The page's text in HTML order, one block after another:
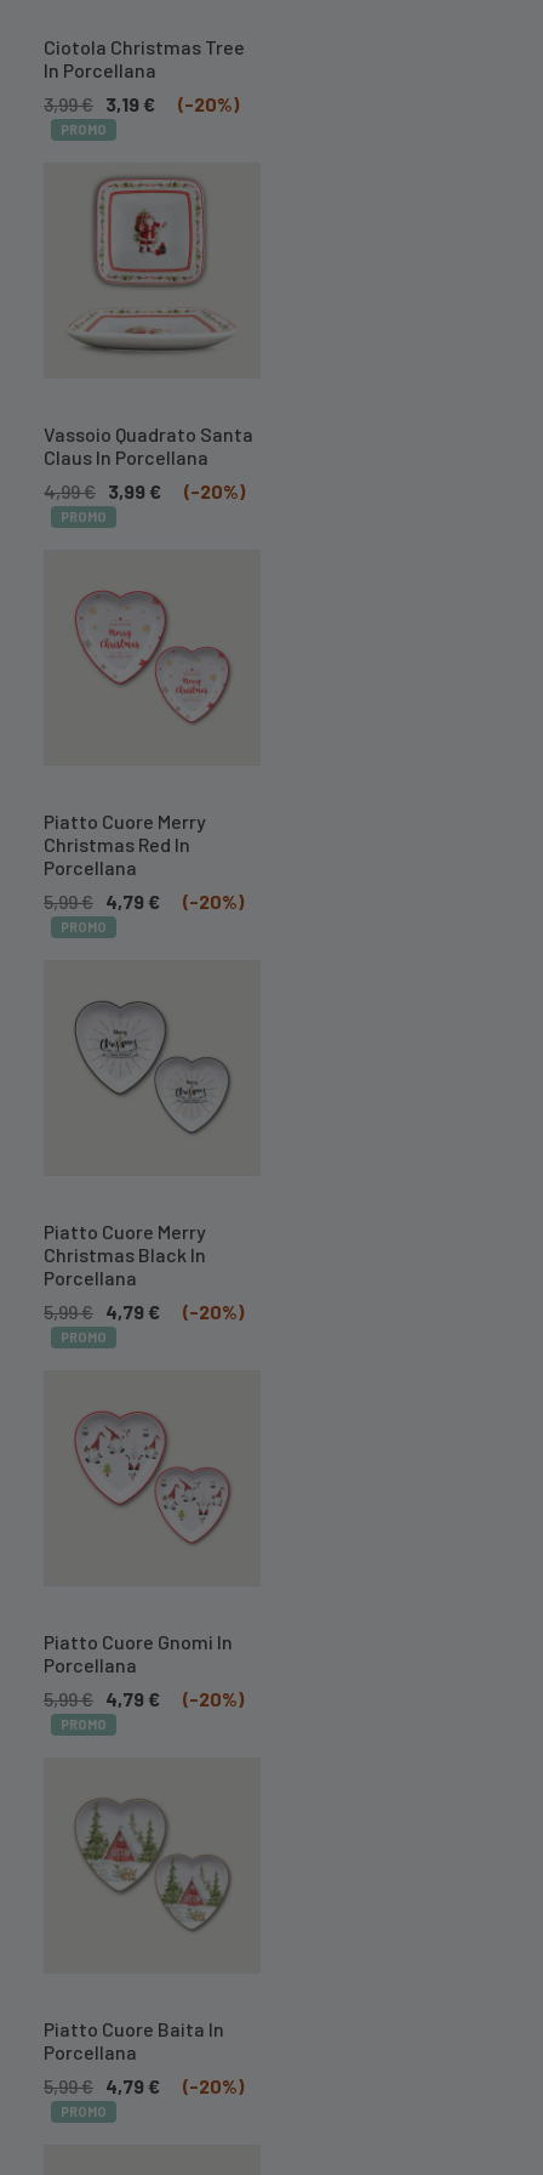
DISPONIBILE
Ciotola Christmas Tree
In Porcellana
3,99€ 3,19 € (-20%)
PROMO
DISPONIBILE
Vassoio Quadrato Santa
Claus In Porcellana
4,99€ 3,99 € (-20%)
PROMO
DISPONIBILE
Piatto Cuore Merry
Christmas Red In
Porcellana
5,99€ 4,79 € (-20%)
PROMO
DISPONIBILE
Piatto Cuore Merry
Christmas Black In
Porcellana
5,99€ 4,79 € (-20%)
PROMO
DISPONIBILE
Piatto Cuore Gnomi In
Porcellana
5,99€ 4,79 € (-20%)
PROMO
DISPONIBILE
Piatto Cuore Baita In
Porcellana
5,99€ 4,79 € (-20%)
PROMO